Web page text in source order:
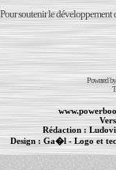
Pour soutenir le développement
Powered
Rédaction :
Design :Ga�l- Logo et
PowerBook